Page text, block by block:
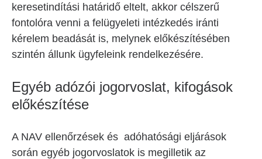
keresetindítási határidő eltelt, akkor célszerű
fontolóra venni a felügyeleti intézkedés iránti
kérelem beadását is, melynek előkészítésében
szintén állunk ügyfeleink rendelkezésére.
Egyéb adózói jogorvoslat, kifogások
előkészítése
A NAV ellenőrzések és adóhatósági eljárások
során egyéb jogorvoslatok is megilletik az